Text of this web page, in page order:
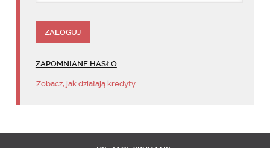
ZAPOMNIANE HASŁO
Zobacz, jak działają kredyty